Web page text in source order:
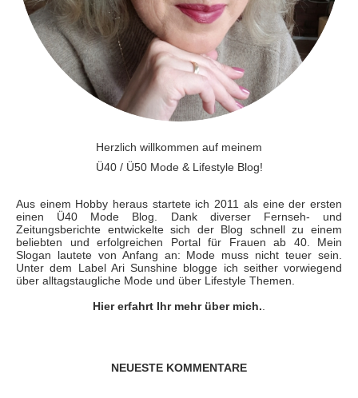
Herzlich willkommen auf meinem
Ü40 / Ü50 Mode & Lifestyle Blog!
Aus einem Hobby heraus startete ich 2011 als eine der ersten
einen Ü40 Mode Blog. Dank diverser Fernseh- und
Zeitungsberichte entwickelte sich der Blog schnell zu einem
beliebten und erfolgreichen Portal für Frauen ab 40. Mein
Slogan lautete von Anfang an: Mode muss nicht teuer sein.
Unter dem Label Ari Sunshine blogge ich seither vorwiegend
über alltagstaugliche Mode und über Lifestyle Themen.
Hier erfahrt Ihr mehr über mich.
NEUESTE KOMMENTARE